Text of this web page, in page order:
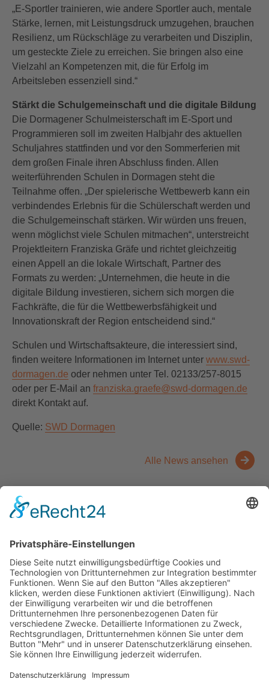
„E-Sportler trainieren, wie andere Sportler auch, mentale
Stärke, lernen, mit Leistungsdruck umzugehen, brauchen
Resilienz, um Rückschläge zu verarbeiten und Disziplin,
um gesteckte Ziele zu erreichen. Sie bringen also eine
Vielzahl an Kompetenzen mit, die für Erfolg im
Arbeitsleben essenziell sind.“
Stärkt die Schulgemeinschaft und die digitale Bildung
Die Dormagener Schulmeisterschaft im E-Sport und
Programmieren soll im zweiten Halbjahr des aktuellen
Schuljahres stattfinden und vor den Sommerferien mit
dem großen Finale ihren Abschluss finden. Allen
weiterführenden Schulen in Dormagen steht die
Teilnahme offen. „Der spielerische Wettbewerb kann ein
verbindendes Erlebnis für die Schülerschaft werden und
die Schulgemeinschaft stärken. Wir würden uns freuen,
wenn möglichst viele Schulen mitmachen“, unterstreicht
Projektleitern Franziska Gräfe und richtet gleichzeitig
einen Appell an die lokale Wirtschaft, Partner des
Formats zu werden: „Unternehmen, die heute in die
digitale Bildung investieren, sichern sich morgen die
Fachkräfte, die für die Wettbewerbsfähigkeit und
Innovationskraft der Region entscheidend sind.“
Schulen und Wirtschaftsakteure, die interessiert sind,
finden weitere Informationen im Internet unter www.swd-
dormagen.de oder nehmen unter Tel. 02133/257-8015
oder per E-Mail an franziska.graefe@swd-dormagen.de
direkt Kontakt auf.
Quelle: SWD Dormagen
Alle News ansehen
Kontakt Messen Zahlen und Fakten Downloads
Denken Sie Über uns